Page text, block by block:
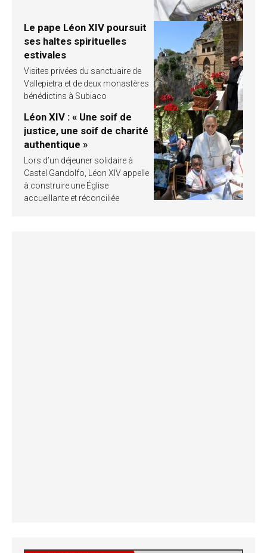
Le pape Léon XIV poursuit
ses haltes spirituelles
estivales
Visites privées du sanctuaire de
Vallepietra et de deux monastères
bénédictins à Subiaco
Léon XIV : « Une soif de
justice, une soif de charité
authentique »
Lors d’un déjeuner solidaire à
Castel Gandolfo, Léon XIV appelle
à construire une Église
accueillante et réconciliée